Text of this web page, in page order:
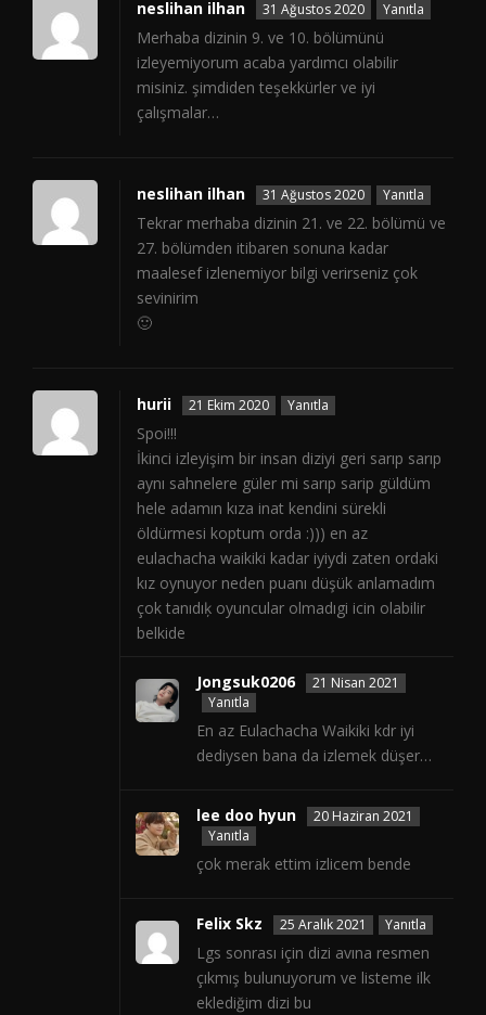
neslihan ilhan 31 Ağustos 2020 Yanıtla
Merhaba dizinin 9. ve 10. bölümünü
izleyemiyorum acaba yardımcı olabilir
misiniz. şimdiden teşekkürler ve iyi
çalışmalar…
neslihan ilhan 31 Ağustos 2020 Yanıtla
Tekrar merhaba dizinin 21. ve 22. bölümü ve
27. bölümden itibaren sonuna kadar
maalesef izlenemiyor bilgi verirseniz çok
sevinirim
🙂
hurii 21 Ekim 2020 Yanıtla
Spoi!!!
İkinci izleyişim bir insan diziyi geri sarıp sarıp
aynı sahnelere güler mi sarıp sarip güldüm
hele adamın kıza inat kendini sürekli
öldürmesi koptum orda :))) en az
eulachacha waikiki kadar iyiydi zaten ordaki
kız oynuyor neden puanı düşük anlamadım
çok tanıdıķ oyuncular olmadıgi icin olabilir
belkide
Jongsuk0206
21 Nisan 2021
Yanıtla
En az Eulachacha Waikiki kdr iyi
dediysen bana da izlemek düşer…
lee doo hyun
20 Haziran 2021
Yanıtla
çok merak ettim izlicem bende
Felix Skz 25 Aralık 2021 Yanıtla
Lgs sonrası için dizi avına resmen
çıkmış bulunuyorum ve listeme ilk
eklediğim dizi bu